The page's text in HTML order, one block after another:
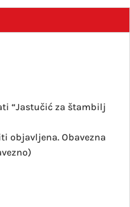
“Jastučić za štambilj
objavljena. Obavezna